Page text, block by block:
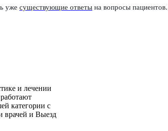
уже существующие ответы на вопросы пациентов.
и лечении
категории с
врачей и Выезд